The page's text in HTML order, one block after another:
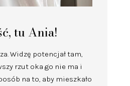
tu Ania!
Widzę potencjał tam,
rzut oka go nie ma i
na to, aby mieszkało